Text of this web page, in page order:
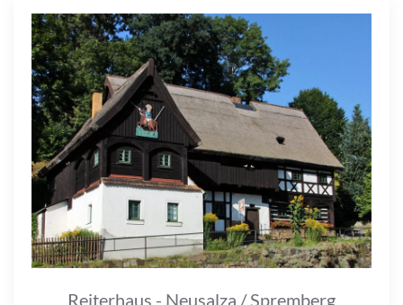
Reiterhaus - Neusalza / Spremberg